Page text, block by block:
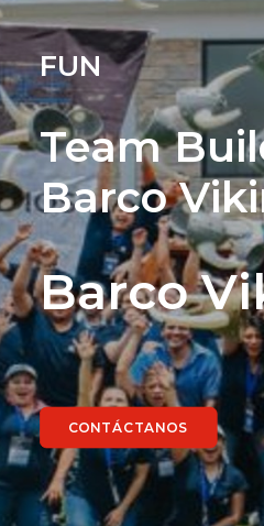
FUN
Team
Barco
Barco
CONTÁCTANOS